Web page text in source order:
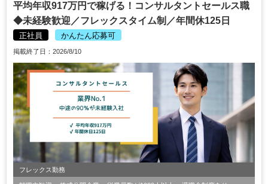
平均年収917万円で稼げる！コンサルタントセールス職
◆未経験歓迎／フレックスタイム制／年間休125日
正社員 かんたん応募可
掲載終了日：2026/8/10
フレックス勤務